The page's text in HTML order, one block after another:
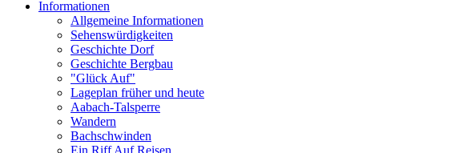
Informationen
Allgemeine Informationen
Sehenswürdigkeiten
Geschichte Dorf
Geschichte Bergbau
"Glück Auf"
Lageplan früher und heute
Aabach-Talsperre
Wandern
Bachschwinden
Ein Riff Auf Reisen